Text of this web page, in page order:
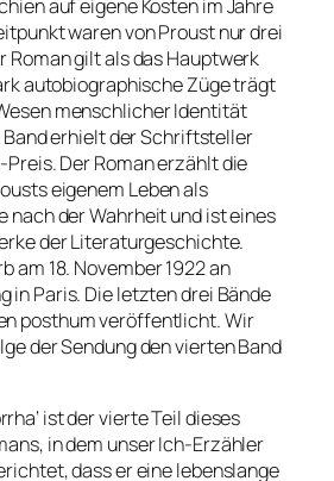
auf eigene Kosten im Jahre
waren von Proust nur drei
Roman gilt als das Hauptwerk
autobiographische Züge trägt
menschlicher Identität
Band erhielt der Schriftsteller
Preis. Der Roman erzählt die
eigenem Leben als
nach der Wahrheit und ist eines
der Literaturgeschichte.
am 18. November 1922 an
in Paris. Die letzten drei Bände
posthum veröffentlicht. Wir
der Sendung den vierten Band
ist der vierte Teil dieses
in dem unser Ich-Erzähler
dass er eine lebenslange